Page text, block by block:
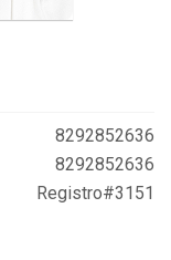
8292852636
8292852636
Registro#3151